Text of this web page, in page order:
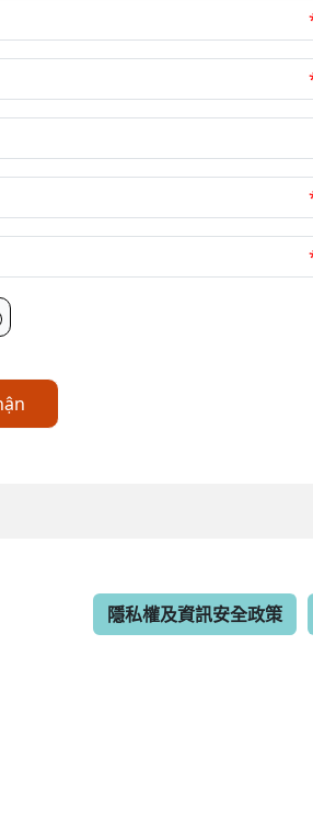
隱私權及資訊安全政策